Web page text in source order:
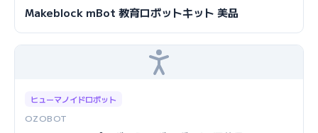
Makeblock mBot 教育ロボットキット 美品
ヒューマノイドロボット
OZOBOT